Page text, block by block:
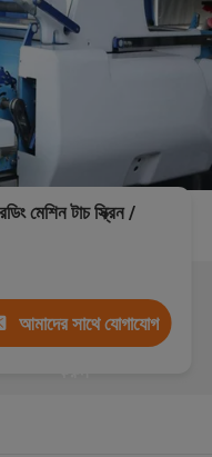
মেশিন টাচ স্ক্রিন /
আমাদের সাথে যোগাযোগ